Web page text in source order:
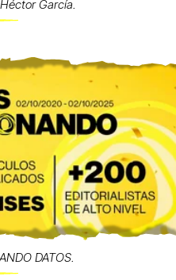
García.
DATOS.